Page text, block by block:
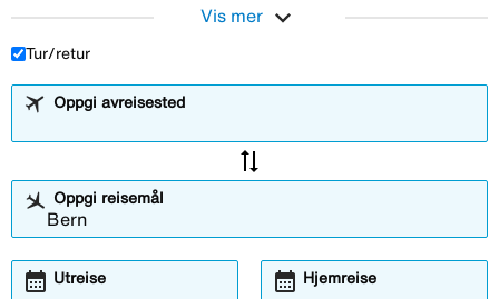
Vis mer expand_more
Tur/retur
Oppgi avreisested
sync_alt
Oppgi reisemål
Utreise
calendar_month Hjemreise
calendar_month